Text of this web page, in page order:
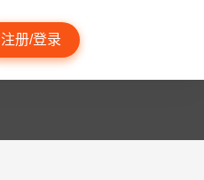
注册/登录